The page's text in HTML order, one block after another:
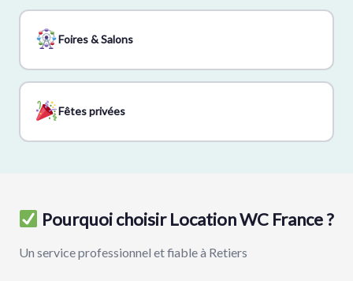
Foires & Salons
Fêtes privées
Pourquoi choisir Location WC France ?
Un service professionnel et fiable à Retiers